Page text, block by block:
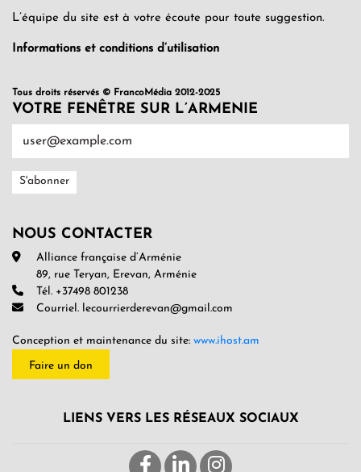
L’équipe du site est à votre écoute pour toute suggestion.
Informations et conditions d’utilisation
Tous droits réservés © FrancoMédia 2012-2025
VOTRE FENÊTRE SUR L’ARMENIE
NOUS CONTACTER
Alliance française d’Arménie
89, rue Teryan, Erevan, Arménie
Tél. +37498 801238
Courriel. lecourrierderevan@gmail.com
Conception et maintenance du site: www.ihost.am
Faire un don
LIENS VERS LES RÉSEAUX SOCIAUX